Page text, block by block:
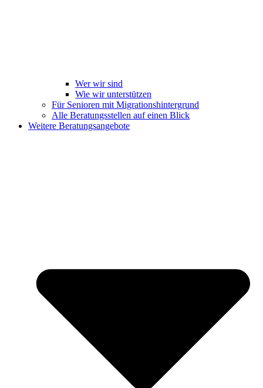
Wer wir sind
Wie wir unterstützen
Für Senioren mit Migrationshintergrund
Alle Beratungsstellen auf einen Blick
Weitere Beratungsangebote